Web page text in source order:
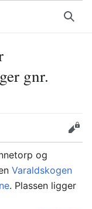
Søk
gnr.
Rediger
og
Varaldskogen
. Plassen ligger